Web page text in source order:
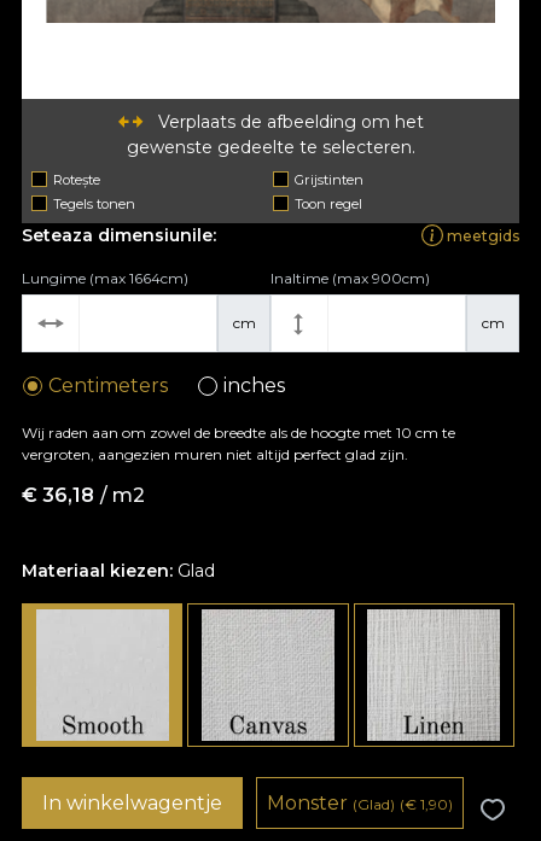
Verplaats de afbeelding om het
gewenste gedeelte te selecteren.
Rotește
Grijstinten
Tegels tonen
Toon regel
Materiaal kiezen: Glad
Seteaza dimensiunile: meetgids
cm
Lungime (max 1664cm)
cm
Inaltime (max 900cm)
Centimeters inches
Wij raden aan om zowel de breedte als de hoogte met 10 cm te
vergroten, aangezien muren niet altijd perfect glad zijn.
€ 36,18 / m2
In winkelwagentje Monster (Glad) (€ 1,90)